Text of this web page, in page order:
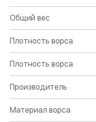
Общий вес
Плотность ворса
Плотность ворса
Производитель
Материал ворса